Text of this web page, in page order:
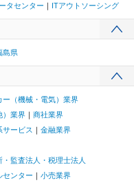
タセンター ITアウトソーシング
島県
ー（機械・電気）業界
）業界
商社業界
ービス
金融業界
監査法人・税理士法人
センター
小売業界